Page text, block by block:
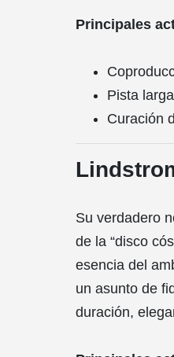
Principales
Pista
Curación
Su verdadero
de la “disco
esencia del
un asunto de
duración,